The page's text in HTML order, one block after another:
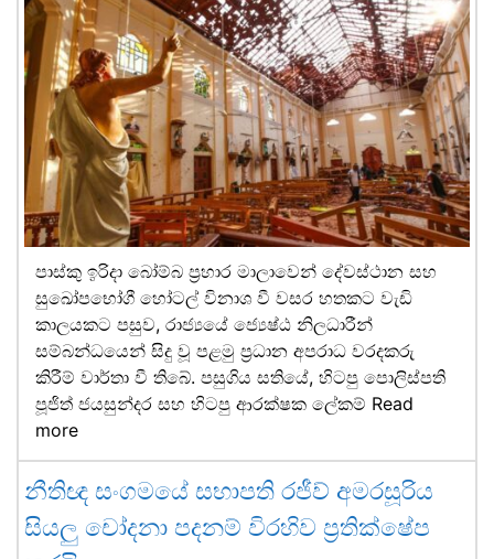
පාස්කු ඉරිදා බෝම්බ ප්‍රහාර මාලාවෙන් දේවස්ථාන සහ
සුඛෝපභෝගී හෝටල් විනාශ වී වසර හතකට වැඩි
කාලයකට පසුව, රාජ්‍යයේ ජ්‍යෙෂ්ඨ නිලධාරීන්
සම්බන්ධයෙන් සිදු වූ පළමු ප්‍රධාන අපරාධ වරදකරු
කිරීම් වාර්තා වී තිබේ. පසුගිය සතියේ, හිටපු පොලිස්පති
පූජිත් ජයසුන්දර සහ හිටපු ආරක්ෂක ලේකම් Read
more
නීතිඥ සංගමයේ සභාපති රජීව් අමරසූරිය
සියලු චෝදනා පදනම් විරහිව ප්‍රතික්ෂේප